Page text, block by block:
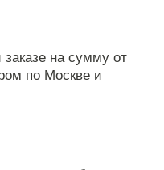
заказе на сумму от
по Москве и